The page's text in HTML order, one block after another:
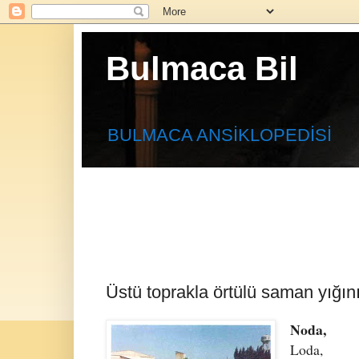
Bulmaca Bil
BULMACA ANSİKLOPEDİSİ
Üstü toprakla örtülü saman
Noda,
Loda,